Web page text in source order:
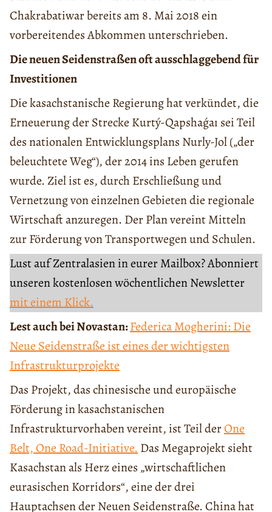
Chakrabatiwar bereits am 8. Mai 2018 ein
vorbereitendes Abkommen unterschrieben.
Die neuen Seidenstraßen oft ausschlaggebend für
Investitionen
Die kasachstanische Regierung hat verkündet, die
Erneuerung der Strecke Kurtý-Qapshaǵaı sei Teil
des nationalen Entwicklungsplans Nurly-Jol („der
beleuchtete Weg“), der 2014 ins Leben gerufen
wurde. Ziel ist es, durch Erschließung und
Vernetzung von einzelnen Gebieten die regionale
Wirtschaft anzuregen. Der Plan vereint Mitteln
zur Förderung von Transportwegen und Schulen.
Lust auf Zentralasien in eurer Mailbox? Abonniert
unseren kostenlosen wöchentlichen Newsletter
mit einem Klick.
Lest auch bei Novastan:Federica Mogherini: Die
Neue Seidenstraße ist eines der wichtigsten
Infrastrukturprojekte
Das Projekt, das chinesische und europäische
Förderung in kasachstanischen
Infrastrukturvorhaben vereint, ist Teil derOne
Belt, One Road-Initiative. Das Megaprojekt sieht
Kasachstan als Herz eines „wirtschaftlichen
eurasischen Korridors“, eine der drei
Hauptachsen der Neuen Seidenstraße. China hat